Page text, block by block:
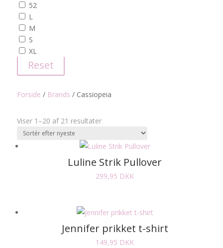
52
L
M
S
XL
Reset
Forside / Brands / Cassiopeia
Viser 1–20 af 21 resultaterSorteret
seneste
Luline Strik Pullover
299,95 DKK
Jennifer prikket t-shirt
149,95 DKK